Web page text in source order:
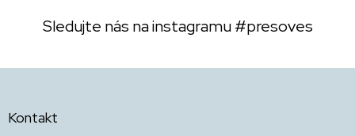
á
c
Sledujte nás na instagramu#presoves
Kontakt